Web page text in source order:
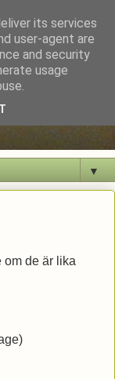
▼
om de är lika
its services
user-agent are
and security
usage